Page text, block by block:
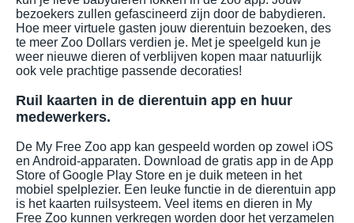
bezoekers zullen gefascineerd zijn door de babydieren.
Hoe meer virtuele gasten jouw dierentuin bezoeken, des
te meer Zoo Dollars verdien je. Met je speelgeld kun je
weer nieuwe dieren of verblijven kopen maar natuurlijk
ook vele prachtige passende decoraties!
Ruil kaarten in de dierentuin app en huur
medewerkers.
De My Free Zoo app kan gespeeld worden op zowel iOS
en Android-apparaten. Download de gratis app in de App
Store of Google Play Store en je duik meteen in het
mobiel spelplezier. Een leuke functie in de dierentuin app
is het kaarten ruilsysteem. Veel items en dieren in My
Free Zoo kunnen verkregen worden door het verzamelen